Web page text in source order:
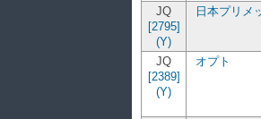
JQ
[2795]
(Y)
日本プリメ
JQ
[2389]
(Y)
オプト